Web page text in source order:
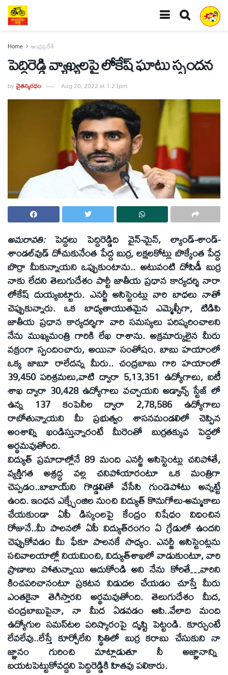
Home ఆంధ్రప్రదేశ్
పెద్దిరెడ్డి వ్యాఖ్యలపై లోకేష్‌ ఘాటు స్పందన
byచైతన్యరధం Aug 20, 2022 at 1:23pm
అమరావతి:పెద్దలు పెద్దిరెడ్డిది వైన్‌-మైన్‌, ల్యాండ్‌-శాండ్‌-
శాండల్‌వుడ్‌ దోచుకునేంత పేద్ద బుర్ర, లక్షలకోట్లు బొక్కేంత పేద్ద
బొర్రా మీకున్నాయని ఒప్పుకుంటాను.. అటువంటి దోపిడీ బుర్ర
నాకు లేదని తెలుగుదేశం పార్టీ జాతీయ ప్రధాన కార్యదర్శి నారా
లోకేష్‌ దుయ్యబట్టారు. ఎనర్జీ అసిస్టెంట్లు వారి బాధలు నాతో
చెప్పుకున్నారు. ఒక బాధ్యతాయుతమైన ఎమ్మెల్సీగా, టిడిపి
జాతీయ ప్రధాన కార్యదర్శిగా వారి సమస్యలు పరిష్కరించాలని
నేను ముఖ్యమంత్రి గారికి లేఖ రాశాను. అక్రమార్కులైన మీరు
వక్రంగా స్పందించారు, అయినా సంతోషం. బాబు హయాంలో
ఒక్క జాబూ రాలేదన్న మీరు.. చంద్రబాబు గారి హయాంలో
39,450 పరిశ్రమలు,వాటి ద్వారా 5,13,351 ఉద్యోగాలు, ఐటీ
శాఖ ద్వారా 30,428 ఉద్యోగాలు వచ్చాయని అడ్వాన్స్‌ స్టేజ్‌ లో
ఉన్న 137 కంపెనీల ద్వారా 2,78,586 ఉద్యోగాలు
రాబోతున్నాయని మీ ప్రభుత్వం శాసనమండలిలో చెప్పిన
అంశాల్ని ఖండిస్తున్నారంటే మీరెంతో బుర్రతక్కువ పెద్దలో
అర్థమవుతోంది.
విద్యుత్‌ ప్రమాదాల్లోనే 89 మంది ఎనర్జీ అసిస్టెంట్లు చనిపోతే,
వ్యక్తిగత అశ్రద్ధ వల్ల చనిపోయారంటూ ఒక మంత్రిగా
చెప్పడం..బాబాయ్‌ని గొడ్డలితో వేసేసి గుండెపోటు అన్నట్టే
ఉంది. ఇంధన ఎక్స్చేంజిల నుంచి విద్యుత్‌ కొనుగోలు-అమ్మకాలు
చేయకుండా ఏపీ డిస్కంలపై కేంద్రం నిషేధం విధించిన
రోజునే..మీ పాలనలో ఏపీ విద్యుత్‌రంగం ఏ గ్రేడులో ఉందని
చెప్పుకోవడం మీ ఫేకూ పాలనకే సాధ్యం. ఎనర్జీ అసిస్టెంట్లను
సచివాలయాల్లో నియమించి, విద్యుత్‌శాఖలో వాడుకుంటూ, వారి
ప్రాణాలు పోతున్నాయి ఆదుకోండి అని నేను కోరితే…వారిని
కించపరిచానంటూ ప్రకటన విడుదల చేయడం చూస్తే మీరు
ఎంతకైనా తెగిస్తారని అర్థమవుతోంది. తెలుగుదేశం మీద,
చంద్రబాబుపైనా, నా మీద ఏడవడం ఆపి..వేలాది మంది
ఉద్యోగుల సమస్‌టల పరిష్కారంపై దృష్టి పెట్టండి. కూర్చుంటే
లేవలేవు..లేస్తే కూర్చోలేని స్థితిలో బుర్ర కరాబు చేసుకుని నా
జ్ఞానం గురించి మాట్లాడుతూ నీ అజ్ఞానాన్ని
బయటపెట్టుకోవద్దని పెద్దిరెడ్డికి హితవు పలికారు.